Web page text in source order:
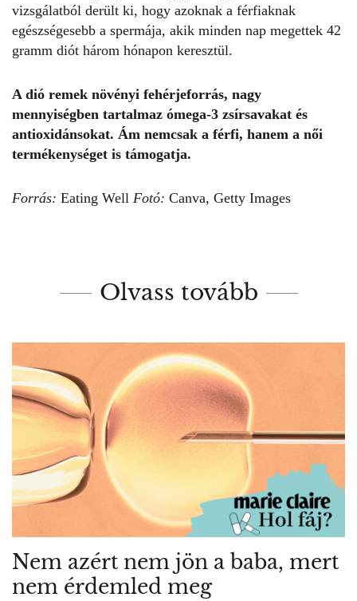
vizsgálatból derült ki, hogy azoknak a férfiaknak
egészségesebb a spermája, akik minden nap megettek 42
gramm diót három hónapon keresztül.
A dió remek növényi fehérjeforrás, nagy
mennyiségben tartalmaz ómega-3 zsírsavakat és
antioxidánsokat. Ám nemcsak a férfi, hanem a női
termékenységet is támogatja.
Forrás: Eating Well Fotó: Canva, Getty Images
Olvass tovább
Nem azért nem jön a baba, mert
nem érdemled meg